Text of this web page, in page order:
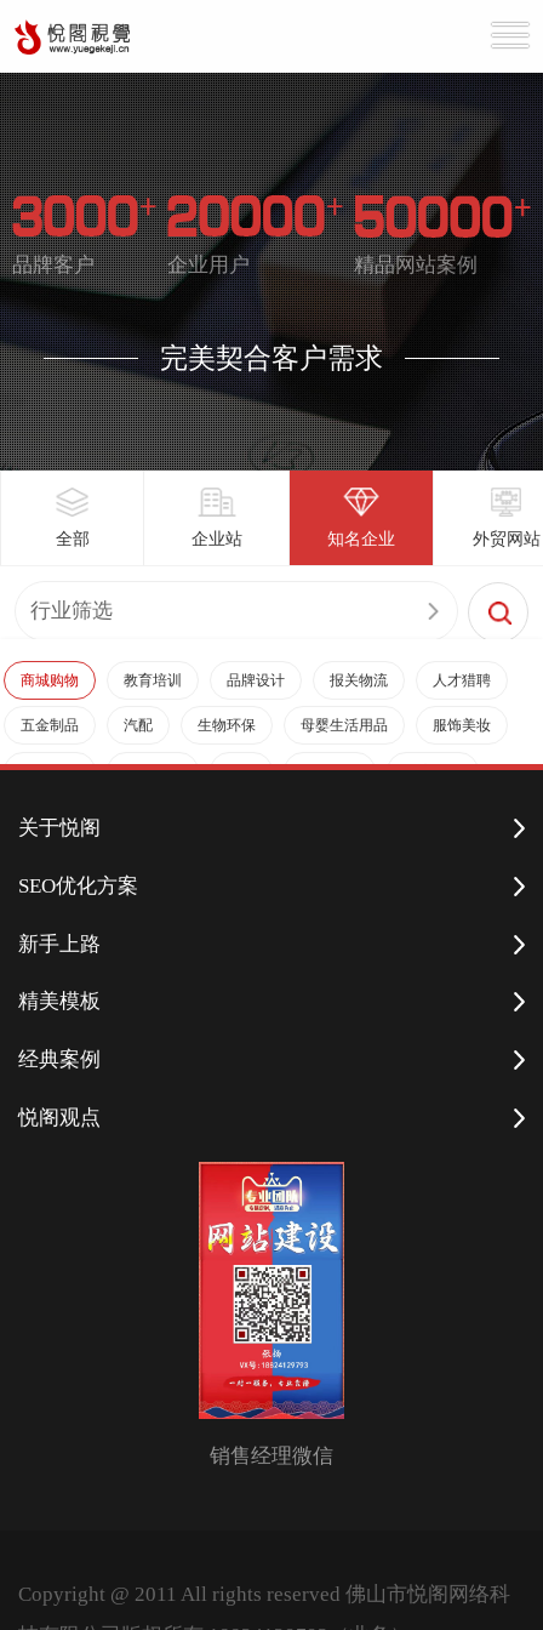
品牌客户 企业用户 精品网站案例
完美契合客户需求
全部 企业站 知名企业 外贸网站
行业筛选
商城购物 教育培训 品牌设计 报关物流 人才猎聘
五金制品 汽配 生物环保 母婴生活用品 服饰美妆
企业招聘 娱乐休闲 外贸 医疗保健 酒店服务
装修建材
关于悦阁
SEO优化方案
新手上路
精美模板
经典案例
悦阁观点
销售经理微信
Copyright @ 2011 All rights reserved 佛山市悦阁网络科